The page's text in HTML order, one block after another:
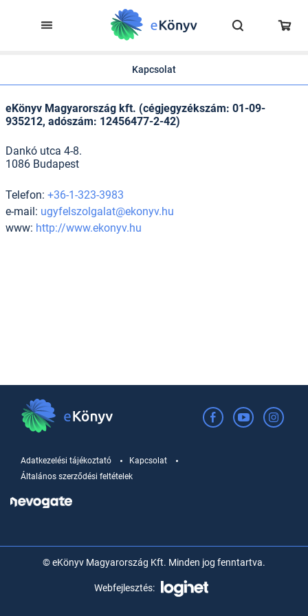
Kapcsolat
eKönyv Magyarország kft. (cégjegyzékszám: 01-09-
935212, adószám: 12456477-2-42)
Dankó utca 4-8.
1086 Budapest
Telefon: +36-1-323-3983
e-mail: ugyfelszolgalat@ekonyv.hu
www: http://www.ekonyv.hu
Adatkezelési tájékoztató
Kapcsolat
Általános szerződési feltételek
© eKönyv Magyarország Kft. Minden jog fenntartva.
Webfejlesztés: